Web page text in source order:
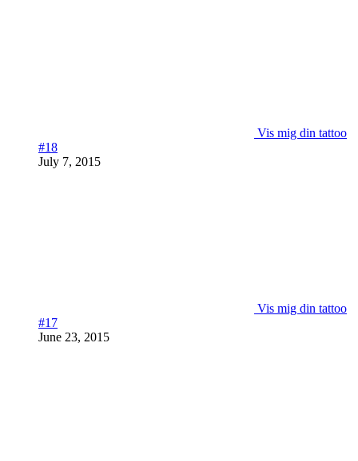
Vis mig din tattoo
#18
July 7, 2015
Vis mig din tattoo
#17
June 23, 2015